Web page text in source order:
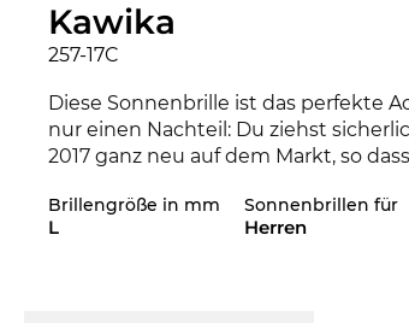
Kawika
257-17C
Diese Sonnenbrille ist das perfekte
nur einen Nachteil: Du ziehst
2017 ganz neu auf dem Markt, so
Auch funktional bist Du hier
Brillengröße in mm
L
Sonnenbrillen für
Herren